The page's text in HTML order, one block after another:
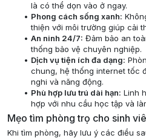
là có thể dọn vào ở ngay.
Phong cách sống xanh:
thiện với môi trường giúp cải
An ninh 24/7: Đảm bảo an
thống bảo vệ chuyên nghiệp.
Dịch vụ tiện ích đa dạng:
chung, hệ thống internet tốc
nghi và năng động.
Phù hợp lưu trú dài hạn: Linh
hợp với nhu cầu học tập và
Mẹo tìm phòng trọ cho sinh
Khi tìm phòng, hãy lưu ý các điều